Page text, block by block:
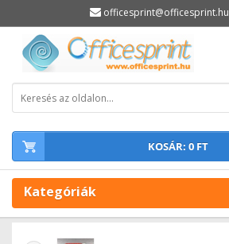
officesprint@officesprint.hu
KOSÁR: 0 FT
Kategóriák